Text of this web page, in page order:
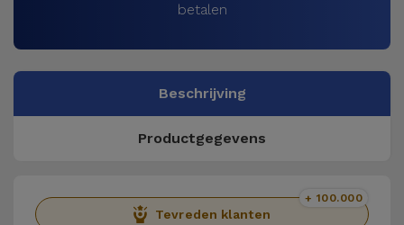
betalen
Beschrijving
Productgegevens
Tevreden klanten
+ 100.000